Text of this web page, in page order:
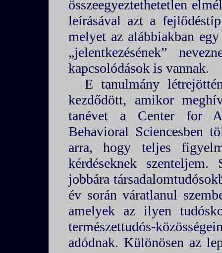
összeegyeztethetetlen
leírásával azt a
melyet az alábbiakban
„jelentkezésének”
kapcsolódások is vannak.
E tanulmány
kezdődött, amikor
tanévet a Center for
Behavioral Sciencesben
arra, hogy teljes
kérdéseknek
jobbára
év során váratlanul
amelyek az ilyen
természettudós-
adódnak. Különösen az